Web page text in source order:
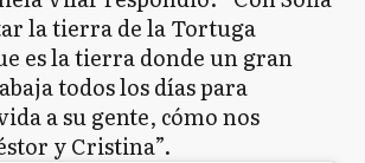
la tierra de la Tortuga
es la tierra donde un gran
todos los días para
a su gente, cómo nos
y Cristina”.